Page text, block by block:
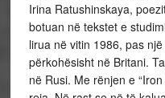
Irina Ratushinskaya,
botuan në tekstet e
lirua në vitin 1986, pas
përkohësisht në Britani.
në Rusi. Me rënjen e